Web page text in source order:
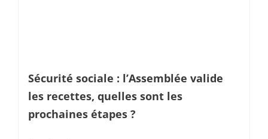
Sécurité sociale : l’Assemblée valide
les recettes, quelles sont les
prochaines étapes ?